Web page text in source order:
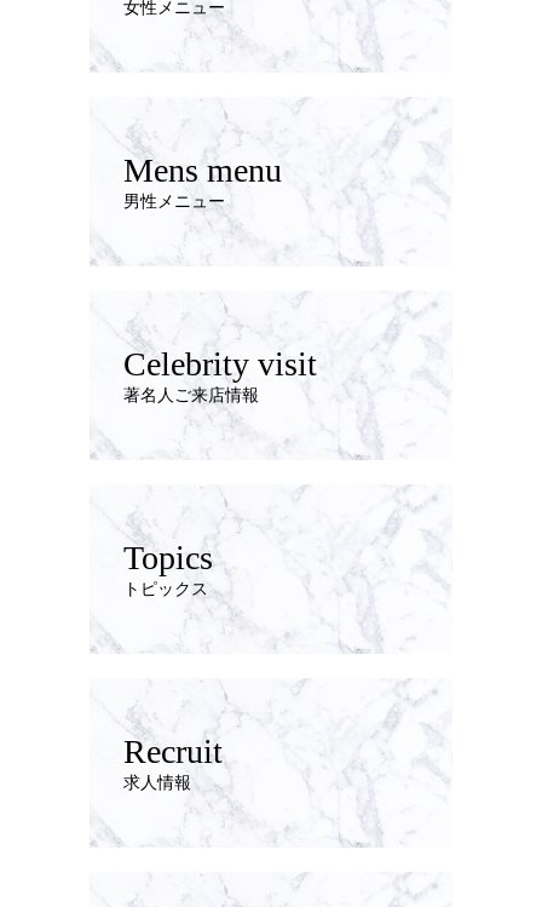
女性メニュー
Mens menu
男性メニュー
Celebrity visit
著名人ご来店情報
Topics
トピックス
Recruit
求人情報